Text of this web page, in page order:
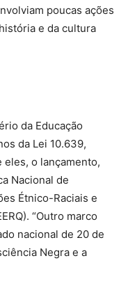
poucas ações
e da cultura
da Educação
da Lei 10.639,
o lançamento,
Nacional de
Étnico-Raciais e
“Outro marco
nacional de 20 de
Negra e a